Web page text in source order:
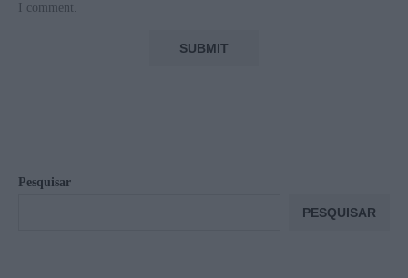
I comment.
Pesquisar
PESQUISAR